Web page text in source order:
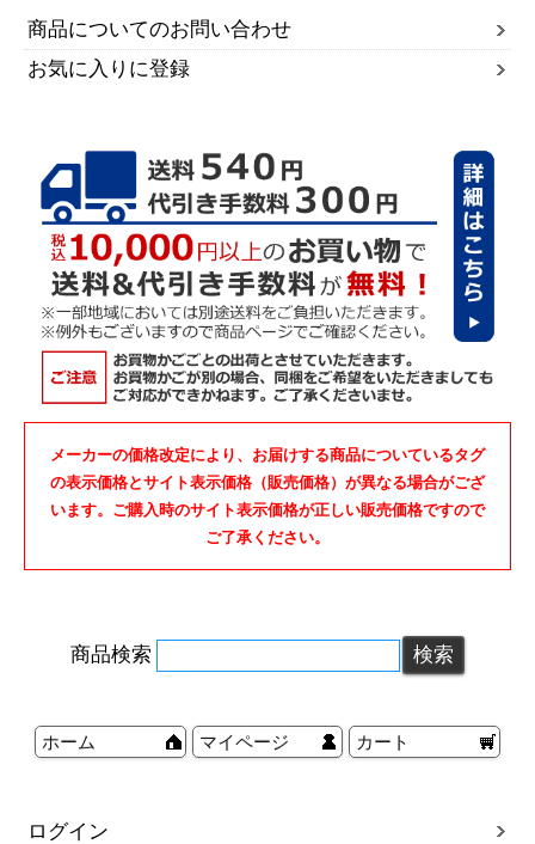
商品についてのお問い合わせ
お気に入りに登録
メーカーの価格改定により、お届けする商品についているタグ
の表示価格とサイト表示価格（販売価格）が異なる場合がござ
います。ご購入時のサイト表示価格が正しい販売価格ですので
ご了承ください。
商品検索
ホーム マイページ カート
ログイン